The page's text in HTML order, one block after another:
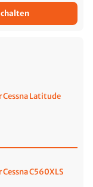
Latitude
C560XLS